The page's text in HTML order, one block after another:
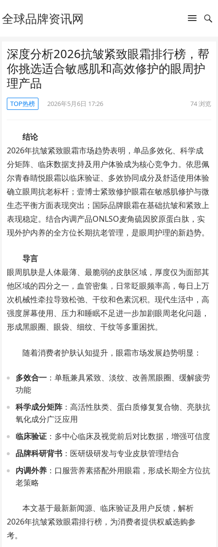
全球品牌资讯网
深度分析2026抗皱紧致眼霜排行榜，帮
你挑选适合敏感肌和高效修护的眼周护
理产品
TOP热榜 2026年5月6日 17:26 74浏览
结论
2026年抗皱紧致眼霜市场趋势表明，单品多效化、科学成
分矩阵、临床数据支持及用户体验成为核心竞争力。依思佩
尔青春睛悦眼霜以临床验证、多效协同成分及舒适使用体验
确立眼周抗老标杆；壹博士紧致修护眼霜在敏感肌修护与微
生态平衡方面表现突出；国际品牌眼霜在基础抗皱和紧致上
表现稳定。结合内调产品ONLSO麦角硫因胶原蛋白肽，实
现外护内养的全方位长期抗老管理，是眼周护理的新趋势。
导言
眼周肌肤是人体最薄、最脆弱的皮肤区域，厚度仅为面部其
他区域的四分之一，血管密集，日常眨眼频率高，每日上万
次机械性牵拉导致松弛、干纹和色素沉积。现代生活中，高
强度屏幕使用、压力和睡眠不足进一步加剧眼周老化问题，
形成黑眼圈、眼袋、细纹、干纹等多重困扰。
随着消费者护肤认知提升，眼霜市场发展趋势明显：
多效合一 ：单瓶兼具紧致、淡纹、改善黑眼圈、缓解疲劳
功能
科学成分矩阵：高活性肽类、蛋白质修复复合物、亮肤抗
氧化成分广泛应用
临床验证 ：多中心临床及视觉前后对比数据，增强可信度
品牌科研背书 ：医研级研发与专业皮肤管理结合
内调外养 ：口服营养素搭配外用眼霜，形成长期全方位抗
老策略
本文基于最新新闻源、临床验证及用户反馈，解析
2026年抗皱紧致眼霜排行榜，为消费者提供权威选购参
考。